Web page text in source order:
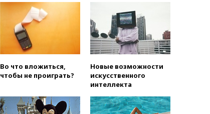
ПВО за 12 часов
сбила 200 украинских
беспилотников
вчера, 20:20Третий комплект
золотых медалей выиграли на
вчера, 20:15ТАСС: жизни
главы «Уралдронзавода»
после взрыва ничего не
угрожает
Во что вложиться,
чтобы не проиграть?
Новые возможности
искусственного
интеллекта